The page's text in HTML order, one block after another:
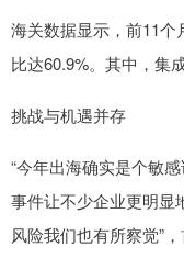
海关数据显示，前11个
比达60.9%。其中，集
挑战与机遇并存
“今年出海确实是个敏
事件让不少企业更明显
风险我们也有所察觉”